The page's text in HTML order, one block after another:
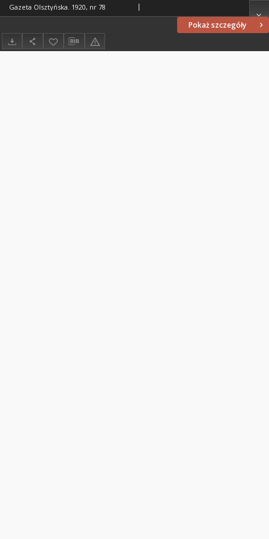
Pokaż szczegóły
Gazeta Olsztyńska. 1920, nr 78